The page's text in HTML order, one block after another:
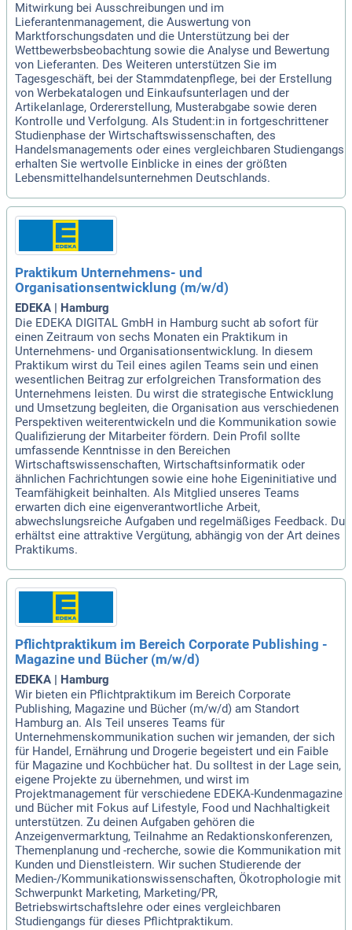
Mitwirkung bei Ausschreibungen und im
Lieferantenmanagement, die Auswertung von
Marktforschungsdaten und die Unterstützung bei der
Wettbewerbsbeobachtung sowie die Analyse und Bewertung
von Lieferanten. Des Weiteren unterstützen Sie im
Tagesgeschäft, bei der Stammdatenpflege, bei der Erstellung
von Werbekatalogen und Einkaufsunterlagen und der
Artikelanlage, Ordererstellung, Musterabgabe sowie deren
Kontrolle und Verfolgung. Als Student:in in fortgeschrittener
Studienphase der Wirtschaftswissenschaften, des
Handelsmanagements oder eines vergleichbaren Studiengangs
erhalten Sie wertvolle Einblicke in eines der größten
Lebensmittelhandelsunternehmen Deutschlands.
Praktikum Unternehmens- und
Organisationsentwicklung (m/w/d)
EDEKA | Hamburg
Die EDEKA DIGITAL GmbH in Hamburg sucht ab sofort für
einen Zeitraum von sechs Monaten ein Praktikum in
Unternehmens- und Organisationsentwicklung. In diesem
Praktikum wirst du Teil eines agilen Teams sein und einen
wesentlichen Beitrag zur erfolgreichen Transformation des
Unternehmens leisten. Du wirst die strategische Entwicklung
und Umsetzung begleiten, die Organisation aus verschiedenen
Perspektiven weiterentwickeln und die Kommunikation sowie
Qualifizierung der Mitarbeiter fördern. Dein Profil sollte
umfassende Kenntnisse in den Bereichen
Wirtschaftswissenschaften, Wirtschaftsinformatik oder
ähnlichen Fachrichtungen sowie eine hohe Eigeninitiative und
Teamfähigkeit beinhalten. Als Mitglied unseres Teams
erwarten dich eine eigenverantwortliche Arbeit,
abwechslungsreiche Aufgaben und regelmäßiges Feedback. Du
erhältst eine attraktive Vergütung, abhängig von der Art deines
Praktikums.
Pflichtpraktikum im Bereich Corporate Publishing -
Magazine und Bücher (m/w/d)
EDEKA | Hamburg
Wir bieten ein Pflichtpraktikum im Bereich Corporate
Publishing, Magazine und Bücher (m/w/d) am Standort
Hamburg an. Als Teil unseres Teams für
Unternehmenskommunikation suchen wir jemanden, der sich
für Handel, Ernährung und Drogerie begeistert und ein Faible
für Magazine und Kochbücher hat. Du solltest in der Lage sein,
eigene Projekte zu übernehmen, und wirst im
Projektmanagement für verschiedene EDEKA-Kundenmagazine
und Bücher mit Fokus auf Lifestyle, Food und Nachhaltigkeit
unterstützen. Zu deinen Aufgaben gehören die
Anzeigenvermarktung, Teilnahme an Redaktionskonferenzen,
Themenplanung und -recherche, sowie die Kommunikation mit
Kunden und Dienstleistern. Wir suchen Studierende der
Medien-/Kommunikationswissenschaften, Ökotrophologie mit
Schwerpunkt Marketing, Marketing/PR,
Betriebswirtschaftslehre oder eines vergleichbaren
Studiengangs für dieses Pflichtpraktikum.